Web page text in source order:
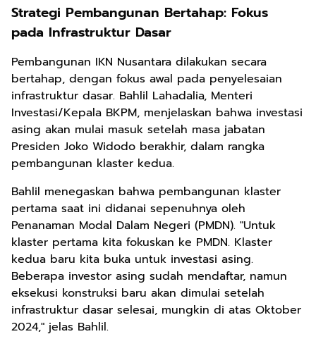
Strategi Pembangunan Bertahap: Fokus
pada Infrastruktur Dasar
Pembangunan IKN Nusantara dilakukan secara
bertahap, dengan fokus awal pada penyelesaian
infrastruktur dasar. Bahlil Lahadalia, Menteri
Investasi/Kepala BKPM, menjelaskan bahwa investasi
asing akan mulai masuk setelah masa jabatan
Presiden Joko Widodo berakhir, dalam rangka
pembangunan klaster kedua.
Bahlil menegaskan bahwa pembangunan klaster
pertama saat ini didanai sepenuhnya oleh
Penanaman Modal Dalam Negeri (PMDN). "Untuk
klaster pertama kita fokuskan ke PMDN. Klaster
kedua baru kita buka untuk investasi asing.
Beberapa investor asing sudah mendaftar, namun
eksekusi konstruksi baru akan dimulai setelah
infrastruktur dasar selesai, mungkin di atas Oktober
2024," jelas Bahlil.